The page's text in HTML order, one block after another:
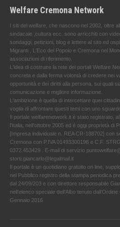
Welfare Cremona Network
I siti del welfare, che nascono nel 2002, oltre
sindacale ,cultura ecc. sono arricchiti con
sondaggi, petizioni, blog e lettere al sito ed
Migranti , L'Eco del Popolo e Cremona nel
associazioni di riferimento.
L'idea di costruire la rete dei portali Welfare
concreta e dalla ferma volontà di credere nei
opportunità e dei diritti alla persona, sui quali
comunicazione e migliore informazione.
L'ambizione è quella di intercettare quei
voglia di affrontare questi temi con uno
Il portale welfarenetwork.it è stato registrato,
l'Italia, nell’ottobre 2005 ed è oggi proprietà di
[Impresa individuale n. REA CR-188702] con
Cremona con P.IVA 01493300196 e C.F.
0372.453429 . E-mail di servizio
storti.giancarlo@legalmail.it
Il portale è un quotidiano gratuito on line,
nel Pubblico registro della stampa periodica
dal 24/09/203 e con direttore responsabile
nell’elenco speciale dell’Albo tenuto
Gennaio 2016